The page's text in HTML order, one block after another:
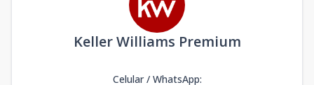
Keller Williams Premium
Celular / WhatsApp: